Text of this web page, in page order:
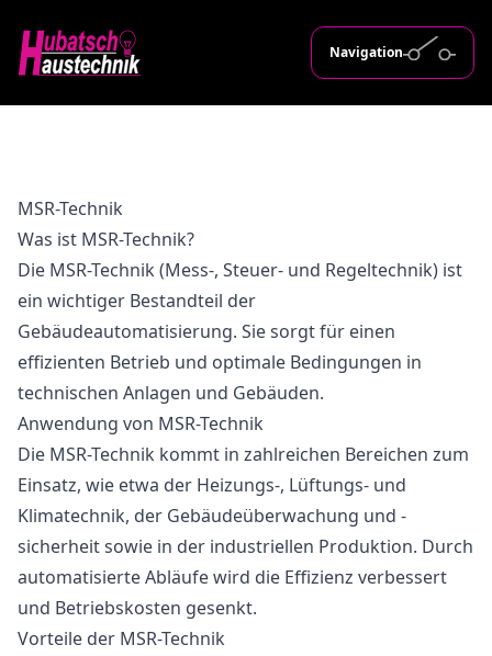
Navigation
MSR-Technik
Was ist MSR-Technik?
Die MSR-Technik (Mess-, Steuer- und Regeltechnik) ist
ein wichtiger Bestandteil der
Gebäudeautomatisierung. Sie sorgt für einen
effizienten Betrieb und optimale Bedingungen in
technischen Anlagen und Gebäuden.
Anwendung von MSR-Technik
Die MSR-Technik kommt in zahlreichen Bereichen zum
Einsatz, wie etwa der Heizungs-, Lüftungs- und
Klimatechnik, der Gebäudeüberwachung und -
sicherheit sowie in der industriellen Produktion. Durch
automatisierte Abläufe wird die Effizienz verbessert
und Betriebskosten gesenkt.
Vorteile der MSR-Technik